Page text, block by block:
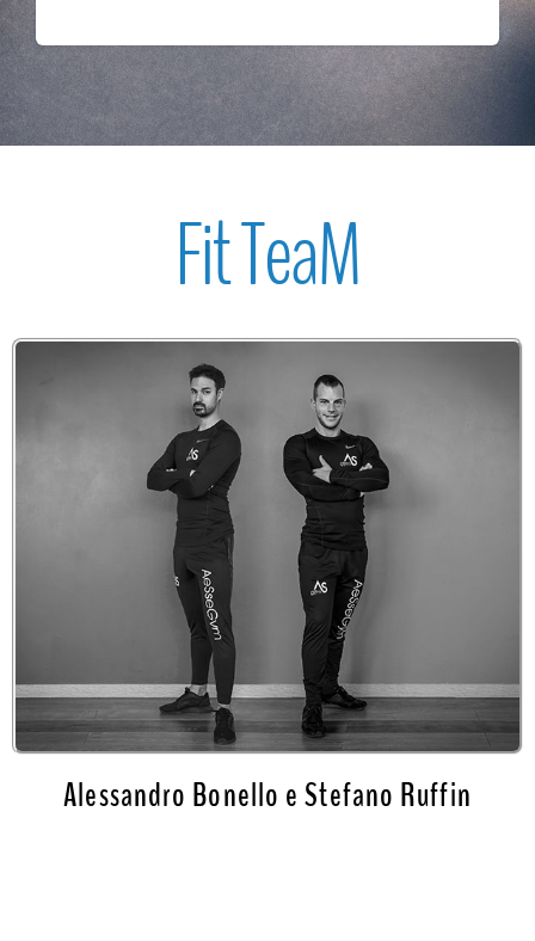
Fit TeaM
Alessandro Bonello e Stefano Ruffin